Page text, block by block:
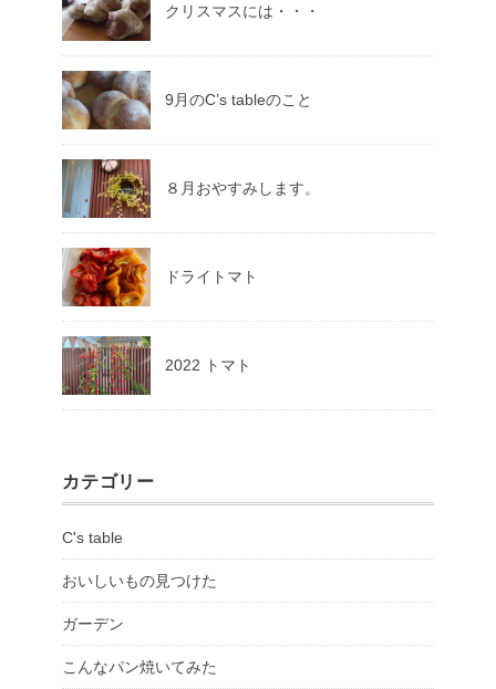
クリスマスには・・・
9月のC’s tableのこと
８月おやすみします。
ドライトマト
2022 トマト
カテゴリー
C's table
おいしいもの見つけた
ガーデン
こんなパン焼いてみた